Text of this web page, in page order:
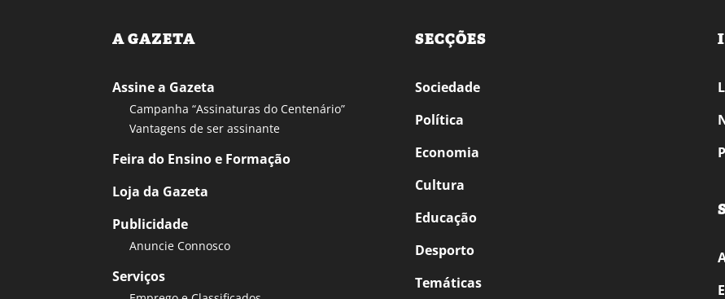
A GAZETA
Assine a Gazeta
Campanha “Assinaturas do Centenário”
Vantagens de ser assinante
Feira do Ensino e Formação
Loja da Gazeta
Publicidade
Anuncie Connosco
Serviços
SECÇÕES
Sociedade
Política
Economia
Cultura
Educação
Desporto
Temáticas